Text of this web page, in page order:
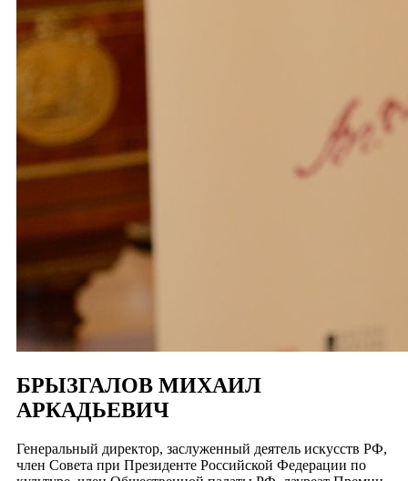
БРЫЗГАЛОВ МИХАИЛ
АРКАДЬЕВИЧ
Генеральный директор, заслуженный деятель искусств РФ,
член Совета при Президенте Российской Федерации по